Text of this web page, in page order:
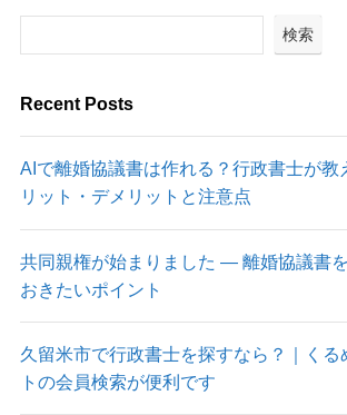
検索
Recent Posts
AIで離婚協議書は作れる？行政書士が教
リット・デメリットと注意点
共同親権が始まりました ― 離婚協議書
おきたいポイント
久留米市で行政書士を探すなら？｜くる
トの会員検索が便利です